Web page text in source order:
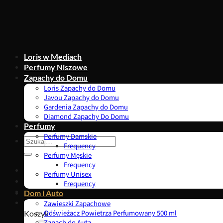
Szukaj:
0,00zł
Koszyk
Loris w Mediach
Perfumy Niszowe
Zapachy do Domu
Loris Zapachy do Domu
Javou Zapachy do Domu
Gardenia Zapachy do Domu
Diamond Zapachy Do Domu
Perfumy
Perfumy Damskie
Frequency
Perfumy Męskie
Frequency
Perfumy Unisex
Frequency
Dom i Auto
Zawieszki Zapachowe
Odświeżacz Powietrza Perfumowany 500 ml